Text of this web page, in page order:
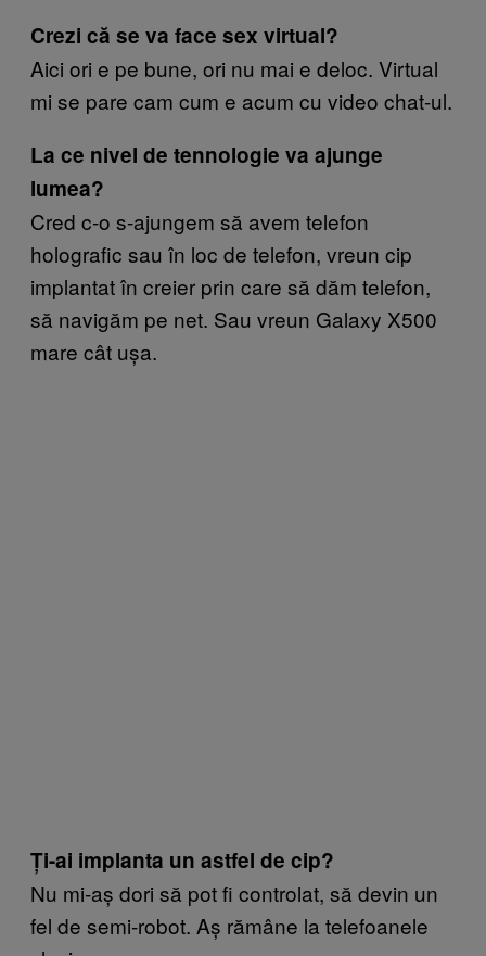
Crezi că se va face sex virtual?
Aici ori e pe bune, ori nu mai e deloc. Virtual
mi se pare cam cum e acum cu video chat-ul.
La ce nivel de tennologie va ajunge
lumea?
Cred c-o s-ajungem să avem telefon
holografic sau în loc de telefon, vreun cip
implantat în creier prin care să dăm telefon,
să navigăm pe net. Sau vreun Galaxy X500
mare cât ușa.
Ți-ai implanta un astfel de cip?
Nu mi-aș dori să pot fi controlat, să devin un
fel de semi-robot. Aș rămâne la telefoanele